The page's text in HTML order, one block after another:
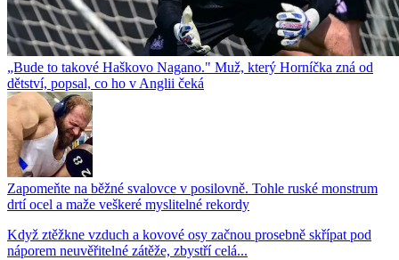
„Bude to takové Haškovo Nagano." Muž, který Horníčka zná od
dětství, popsal, co ho v Anglii čeká
Zapomeňte na běžné svalovce v posilovně. Tohle ruské monstrum
drtí ocel a maže veškeré myslitelné rekordy
Když ztěžkne vzduch a kovové osy začnou prosebně skřípat pod
náporem neuvěřitelné zátěže, zbystří celá...